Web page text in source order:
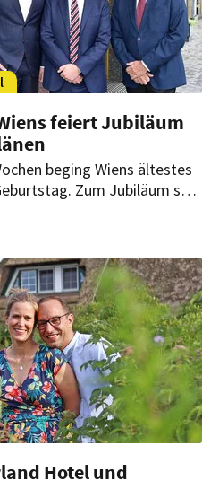
feiert Jubiläum
beging Wiens ältestes
Zum Jubiläum soll
Hotel und